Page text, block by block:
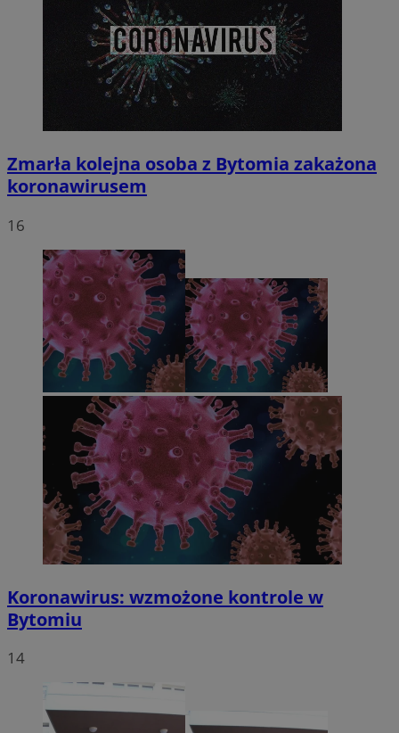
Zmarła kolejna osoba z Bytomia zakażona
koronawirusem
16
Koronawirus: wzmożone kontrole w
Bytomiu
14